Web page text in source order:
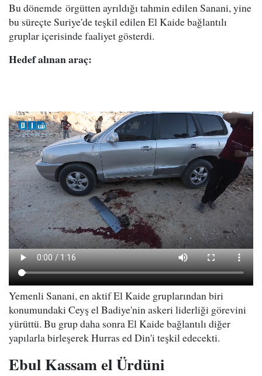
Bu dönemde örgütten ayrıldığı tahmin edilen Sanani, yine
bu süreçte Suriye'de teşkil edilen El Kaide bağlantılı
gruplar içerisinde faaliyet gösterdi.
Hedef alınan araç:
Yemenli Sanani, en aktif El Kaide gruplarından biri
konumundaki Ceyş el Badiye'nin askeri liderliği görevini
yürüttü. Bu grup daha sonra El Kaide bağlantılı diğer
yapılarla birleşerek Hurras ed Din'i teşkil edecekti.
Ebul Kassam el Ürdüni